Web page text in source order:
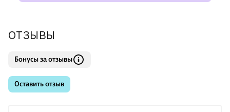
ОТЗЫВЫ
Бонусы за отзывы
Оставить отзыв